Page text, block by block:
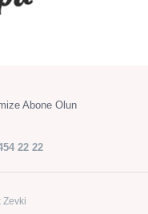
Abone Olun
22 22
Zevki